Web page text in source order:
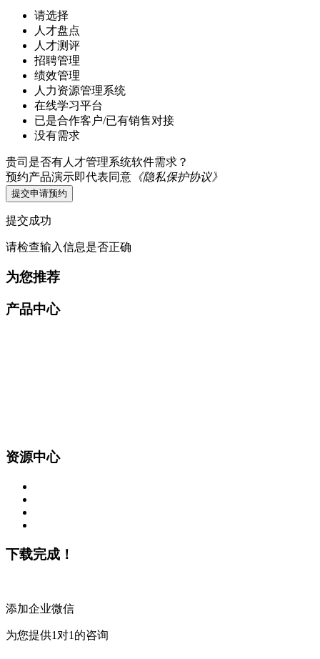
请选择
人才盘点
人才测评
招聘管理
绩效管理
人力资源管理系统
在线学习平台
已是合作客户/已有销售对接
没有需求
贵司是否有人才管理系统软件需求？
预约产品演示即代表同意 《隐私保护协议》
提交申请预约
提交成功
请检查输入信息是否正确
为您推荐
产品中心
资源中心
下载完成！
添加企业微信
为您提供1对1的咨询